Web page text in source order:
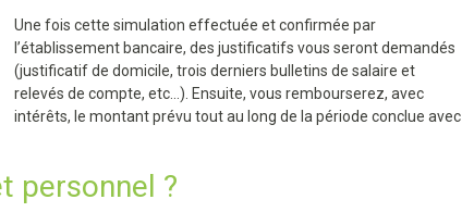
Une fois cette simulation effectuée et confirmée par
l’établissement bancaire, des justificatifs vous seront demandés
(justificatif de domicile, trois derniers bulletins de salaire et
relevés de compte, etc…). Ensuite, vous rembourserez, avec
intérêts, le montant prévu tout au long de la période conclue avec
personnel ?